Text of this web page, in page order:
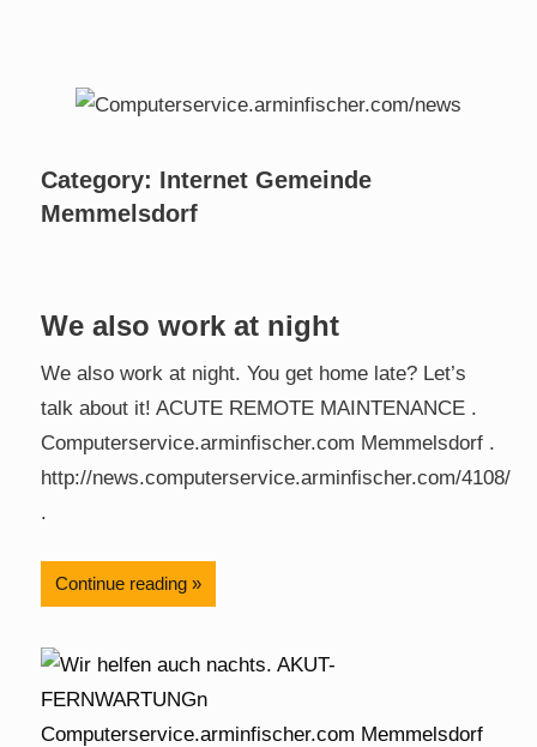
bis 15:00 Uhr nicht erreichbar. Am Mi. 26.08.2026 sind wir
Category: Internet Gemeinde
Memmelsdorf
We also work at night
We also work at night. You get home late? Let’s
talk about it! ACUTE REMOTE MAINTENANCE .
Computerservice.arminfischer.com Memmelsdorf .
http://news.computerservice.arminfischer.com/4108/
.
Continue reading